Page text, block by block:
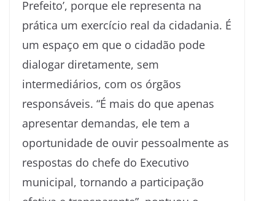
Prefeito’, porque ele representa na
prática um exercício real da cidadania. É
um espaço em que o cidadão pode
dialogar diretamente, sem
intermediários, com os órgãos
responsáveis. “É mais do que apenas
apresentar demandas, ele tem a
oportunidade de ouvir pessoalmente as
respostas do chefe do Executivo
municipal, tornando a participação